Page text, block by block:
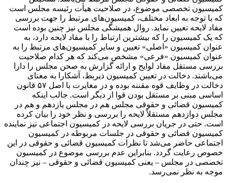
کمیسیون تخصصی موضوع، در صلاحیت هیأت رئیسه مجلس است
که با توجه به ابعاد مختلف، کمیسیون‌های مرتبط را جهت بررسی
مفاد لایحه تعیین نماید. روال همیشگی مجلس نیز چنین بوده است
که یک کمیسیون را که بیشترین ارتباط را با مفاد لایحه دارد، به
عنوان کمیسیون «اصلی» تعیین و سایر کمیسیون‌های مرتبط را به
عنوان کمیسیون «فرعی» مشخص می‌کند که هر کدام صلاحیت
بررسی مستقل مفاد لوایح و ارائه گزارش به صحن مجلس را دارا
می‌باشند. دخالت در تعیین کمیسیون ذیربط، آشکارا به معنای
دخالت در وظایف قوه مقننه بوده و در مغایرت با اصل ۵۷ قانون
اساسی مبنی بر مستقل بودن قوا از دیگر است. جالب اینکه
کمیسیون قضائی و حقوقی مجلس هم در مجلس یازدهم و هم در
مجلس دوازدهم مستقلاً لایحه را بررسی و نظر خود را بیان کرده
است. حتی در جریان بررسی لایحه در کمیسیون اجتماعی نیز نماینده
کمیسیون قضائی و حقوقی در جلسات مربوطه در کمیسیون
اجتماعی حاضر می‌شد تا نظرات کمیسیون قضائی و حقوقی در این
خصوص رعایت گردد. بنابراین عدم بررسی موضوع در کمیسیون
تخصصی در مجلس – یعنی کمیسیون قضائی و حقوقی – نیز چندان
موجه به نظر نمی‌رسد.